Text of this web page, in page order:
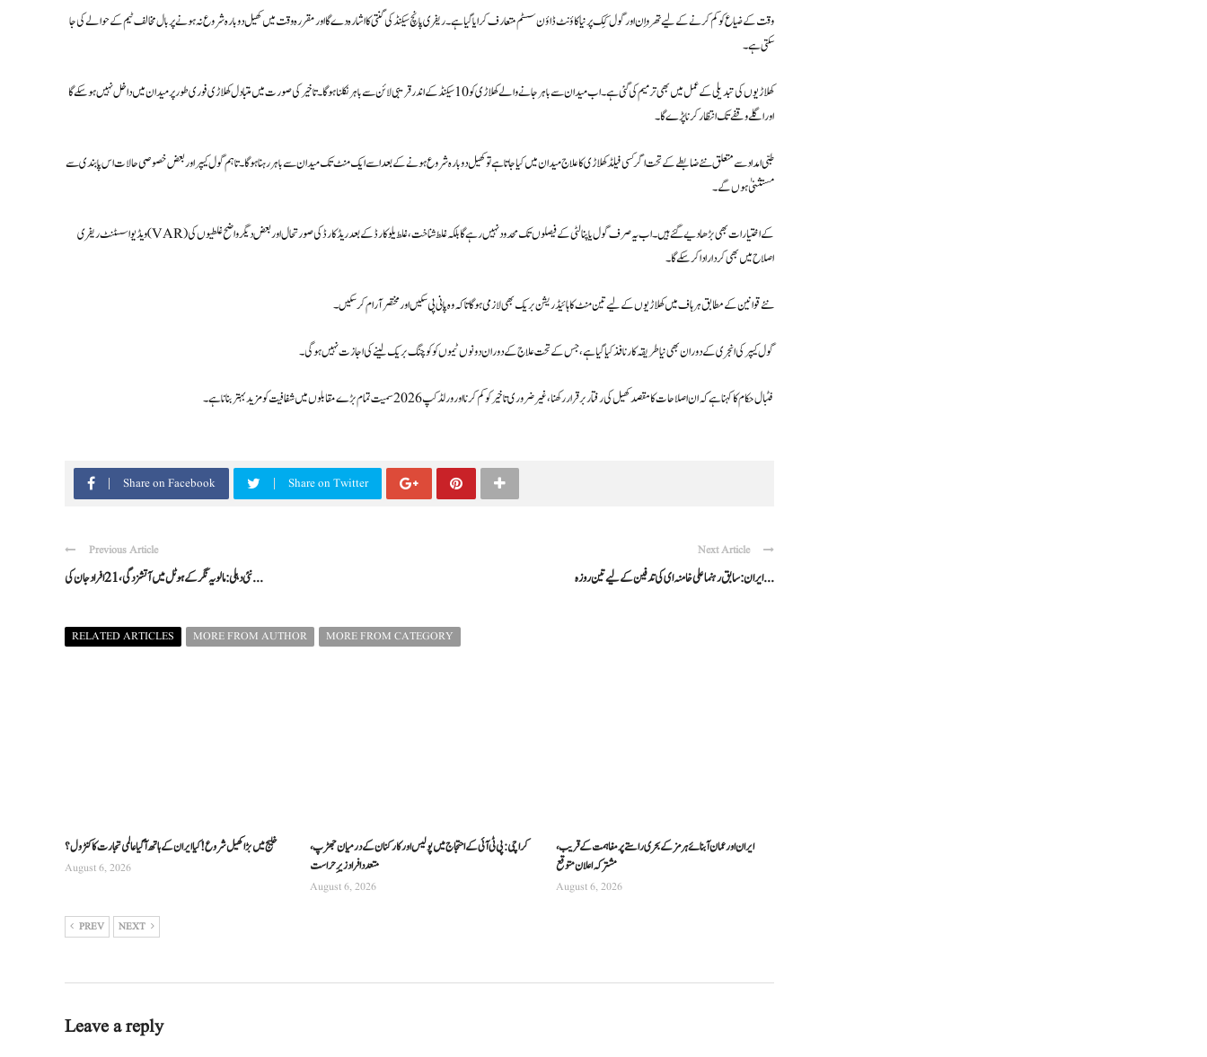
وقت کے ضیاع کو کم کرنے کے لیے تھرو اِن اور گول کِک پر نیا کاؤنٹ ڈاؤن سسٹم متعارف کرایا گیا ہے۔ ریفری پانچ سیکنڈ کی گنتی کا اشارہ دے گا اور مقررہ وقت میں کھیل دوبارہ شروع نہ ہونے پر بال مخالف ٹیم کے حوالے کی جا
سکتی ہے۔
کھلاڑیوں کی تبدیلی کے عمل میں بھی ترمیم کی گئی ہے۔ اب میدان سے باہر جانے والے کھلاڑی کو 10 سیکنڈ کے اندر قریبی لائن سے باہر نکلنا ہوگا۔ تاخیر کی صورت میں متبادل کھلاڑی فوری طور پر میدان میں داخل نہیں ہو سکے گا
اور اگلے وقفے تک انتظار کرنا پڑے گا۔
طبی امداد سے متعلق نئے ضابطے کے تحت اگر کسی فیلڈ کھلاڑی کا علاج میدان میں کیا جاتا ہے تو کھیل دوبارہ شروع ہونے کے بعد اسے ایک منٹ تک میدان سے باہر رہنا ہوگا۔ تاہم گول کیپر اور بعض خصوصی حالات اس پابندی سے
مستثنیٰ ہوں گے۔
ویڈیو اسسٹنٹ ریفری (VAR) کے اختیارات بھی بڑھا دیے گئے ہیں۔ اب یہ صرف گول یا پنالٹی کے فیصلوں تک محدود نہیں رہے گا بلکہ غلط شناخت، غلط یلو کارڈ کے بعد ریڈ کارڈ کی صورتحال اور بعض دیگر واضح غلطیوں کی
اصلاح میں بھی کردار ادا کر سکے گا۔
نئے قوانین کے مطابق ہر ہاف میں کھلاڑیوں کے لیے تین منٹ کا ہائیڈریشن بریک بھی لازمی ہوگا تاکہ وہ پانی پی سکیں اور مختصر آرام کر سکیں۔
گول کیپر کی انجری کے دوران بھی نیا طریقہ کار نافذ کیا گیا ہے، جس کے تحت علاج کے دوران دونوں ٹیموں کو کوچنگ بریک لینے کی اجازت نہیں ہوگی۔
فٹبال حکام کا کہنا ہے کہ ان اصلاحات کا مقصد کھیل کی رفتار برقرار رکھنا، غیر ضروری تاخیر کو کم کرنا اور ورلڈ کپ 2026 سمیت تمام بڑے مقابلوں میں شفافیت کو مزید بہتر بنانا ہے۔
Share on Facebook Share on Twitter
Previous Article
نئی دہلی: مالویہ نگر کے ہوٹل میں آتشزدگی، 21 افراد جان کی ...
Next Article
ایران: سابق رہنما علی خامنہ ای کی تدفین کے لیے تین روزہ ...
RELATED ARTICLES MORE FROM AUTHOR MORE FROM CATEGORY
خلیج میں بڑا کھیل شروع! کیا ایران کے ہاتھ آ گیا عالمی تجارت کا کنٹرول؟
August 6, 2026
کراچی: پی ٹی آئی کے احتجاج میں پولیس اور کارکنان کے درمیان جھڑپ،
متعدد افراد زیرِ حراست
August 6, 2026
ایران اور عمان آبنائے ہرمز کے بحری راستے پر مفاہمت کے قریب،
مشترکہ اعلان متوقع
August 6, 2026
PREV NEXT
Leave a reply